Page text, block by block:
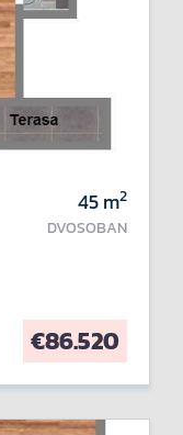
45m2
DVOSOBAN
€86.520